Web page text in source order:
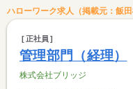
ハローワーク求人（掲載元：飯田
正社員
管理部門（経理）
株式会社ブリッジ